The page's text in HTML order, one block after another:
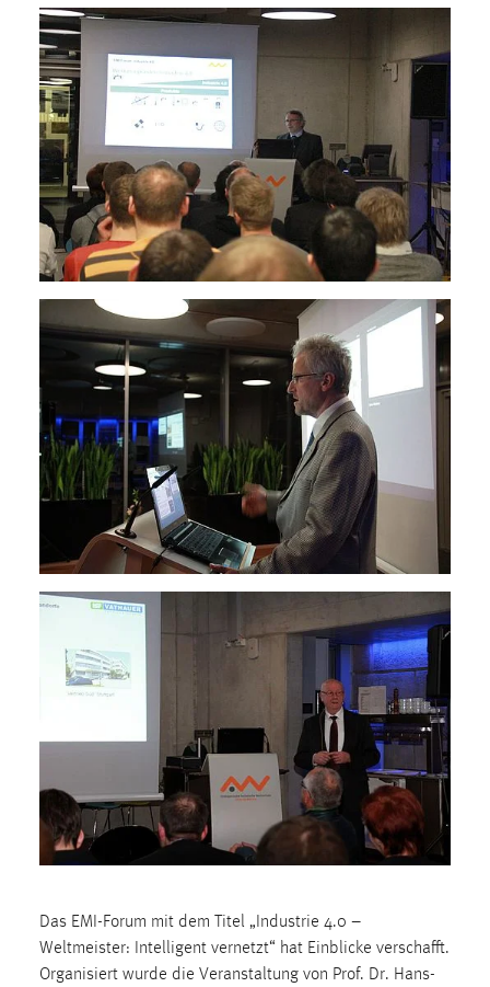
Das EMI-Forum mit dem Titel „Industrie 4.0 –
Weltmeister: Intelligent vernetzt“ hat Einblicke verschafft.
Organisiert wurde die Veranstaltung von Prof. Dr. Hans-
Dieser Cookie speichert die ausgewählten Einverständnis-
Optionen des Benutzers
Cookie Laufzeit:
Performance
Name:
staticfilecache
Zweck:
gespeichert, ob man eingeloggt ist.
Sprachpräferenz
Name:
site-language-preference
Zweck:
Das Cookie speichert die gewählte Sprache der Website.
Cookie Laufzeit:
30 Tage
Chat
Name:
MibewSessionID, MIBEW_UserID, mibew_locale, mibew-
chat-frame-style-5e9dbeb1811c0446
Wird benötigt um die Chatfunktion nutzen zu können.
Cookie Laufzeit:
MibewSessionID, mibew-chat-frame-style-
Login